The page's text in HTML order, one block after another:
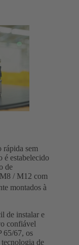
rápida sem
é estabelecido
de
/ M12 com
montados à
de instalar e
confiável
65/67, os
de